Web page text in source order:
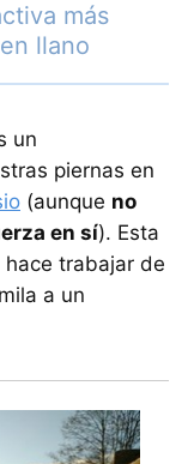
más
llano
un
piernas en
(aunque no
en sí). Esta
trabajar de
a un